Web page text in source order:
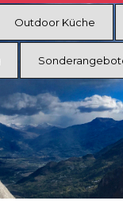
Outdoor Küche